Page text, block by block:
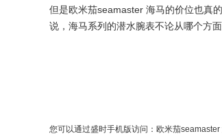
但是欧米茄seamaster 海马的价位也真
说，海马系列的潜水腕表不论从哪个方
您可以通过盛时手机版访问： 欧米茄